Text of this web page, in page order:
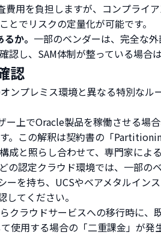
費用を負担しますが、コンプライ
でリスクの定量化が可能です。
か。 一部のベンダーは、完全な
し、SAM体制が整っている場合
認
ンプレミス環境と異なる特別な
ー上でOracle製品を稼働させる場
。この解釈は契約書の「
と照らし合わせて、専門家によ
の認定クラウド環境では、一部
を持ち、UCSやベアメタルイン
てください。
クラウドサービスへの移行時に
使用する場合の「二重課金」が